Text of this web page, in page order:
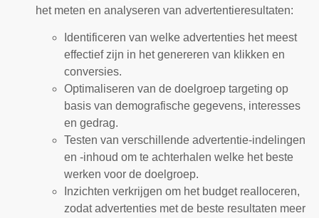
het meten en analyseren van advertentieresultaten:
Identificeren van welke advertenties het meest
effectief zijn in het genereren van klikken en
conversies.
Optimaliseren van de doelgroep targeting op
basis van demografische gegevens, interesses
en gedrag.
Testen van verschillende advertentie-indelingen
en -inhoud om te achterhalen welke het beste
werken voor de doelgroep.
Inzichten verkrijgen om het budget realloceren,
zodat advertenties met de beste resultaten meer